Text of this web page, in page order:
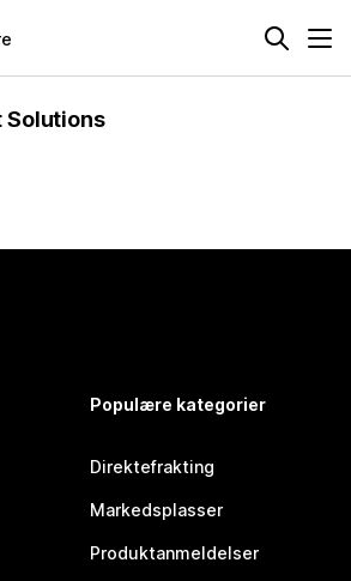
Solutions
Populære kategorier
Direktefrakting
Markedsplasser
Produktanmeldelser